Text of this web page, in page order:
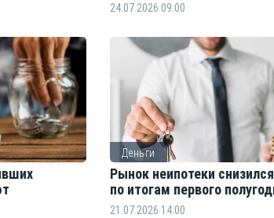
24.07.2026 09:00
Деньги
Рынок неипотеки
по итогам первого
21.07.2026 14:00